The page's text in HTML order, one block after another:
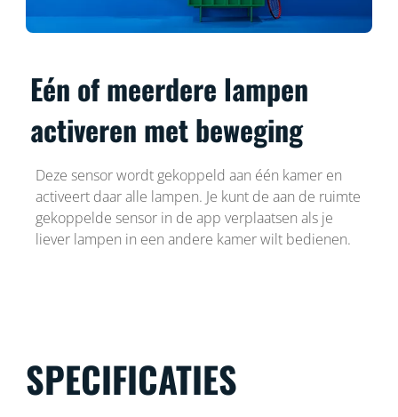
Eén of meerdere lampen
activeren met beweging
Deze sensor wordt gekoppeld aan één kamer en
activeert daar alle lampen. Je kunt de aan de ruimte
gekoppelde sensor in de app verplaatsen als je
liever lampen in een andere kamer wilt bedienen.
SPECIFICATIES